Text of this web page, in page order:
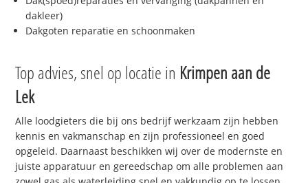
dakleer)
Dakgoten reparatie en schoonmaken
Top advies, snel op locatie in Krimpen aan de
Lek
Alle loodgieters die bij ons bedrijf werkzaam zijn hebben
kennis en vakmanschap en zijn professioneel en goed
opgeleid. Daarnaast beschikken wij over de modernste en
juiste apparatuur en gereedschap om alle problemen aan